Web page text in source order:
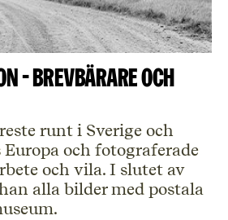
- brevbärare och
runt i Sverige och
och fotograferade
och vila. I slutet av
alla bilder med postala